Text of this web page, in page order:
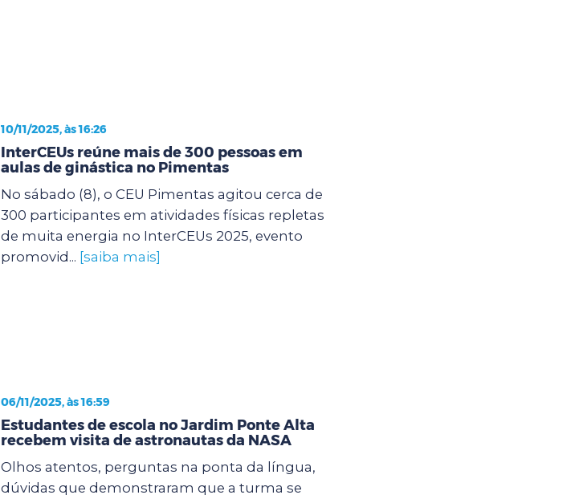
10/11/2025, às 16:26
InterCEUs reúne mais de 300 pessoas em
aulas de ginástica no Pimentas
No sábado (8), o CEU Pimentas agitou cerca de
300 participantes em atividades físicas repletas
de muita energia no InterCEUs 2025, evento
promovid... [saiba mais]
06/11/2025, às 16:59
Estudantes de escola no Jardim Ponte Alta
recebem visita de astronautas da NASA
Olhos atentos, perguntas na ponta da língua,
dúvidas que demonstraram que a turma se